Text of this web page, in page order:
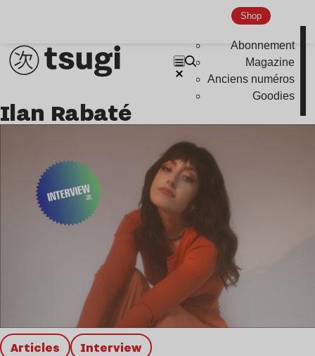
Shop
Abonnement
Magazine
Anciens numéros
Goodies
Ilan Rabaté
Articles interview